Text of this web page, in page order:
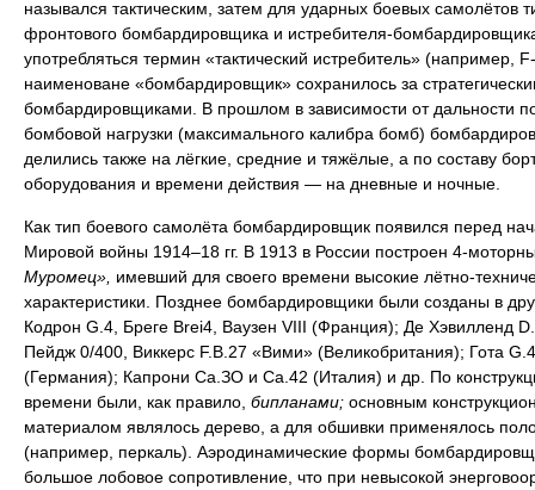
назывался тактическим, затем для ударных боевых самолётов
фронтового бомбардировщика и истребителя-
употребляться термин «тактический истребитель» (например,
наименоване «бомбардировщик» сохранилось за
бомбардировщиками. В прошлом в зависимости от дальности
бомбовой нагрузки (максимального калибра бомб)
делились также на лёгкие, средние и тяжёлые, а по составу
оборудования и времени действия — на дневные и ночные.
Как тип боевого самолёта бомбардировщик появился перед
Мировой войны 1914–18 гг. В 1913 в России построен 4-
Муромец», имевший для своего времени высокие лётно-
характеристики. Позднее бомбардировщики были созданы в
Кодрон G.4, Бреге Brei4, Ваузен VIII (Франция); Де Хэвилленд
Пейдж 0/400, Виккерс F.B.27 «Вими» (Великобритания); Гота
(Германия); Капрони Са.ЗО и Са.42 (Италия) и др. По
времени были, как правило, бипланами; основным
материалом являлось дерево, а для обшивки применялось
(например, перкаль). Аэродинамические формы
большое лобовое сопротивление, что при невысокой